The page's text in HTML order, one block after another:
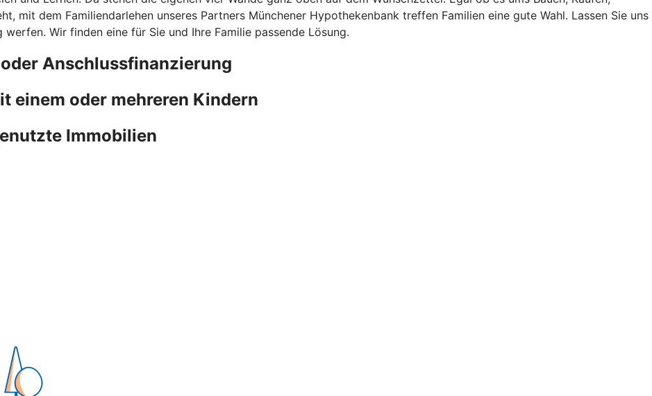
mit dem Familiendarlehen unseres Partners Münchener Hypothekenbank treffen Familien eine gute Wahl. Lassen Sie uns
Wir finden eine für Sie und Ihre Familie passende Lösung.
Anschlussfinanzierung
einem oder mehreren Kindern
Immobilien